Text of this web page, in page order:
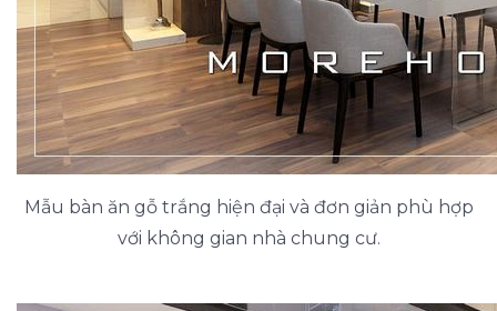
Mẫu bàn ăn gỗ trắng hiện đại và đơn giản phù hợp
với không gian nhà chung cư.